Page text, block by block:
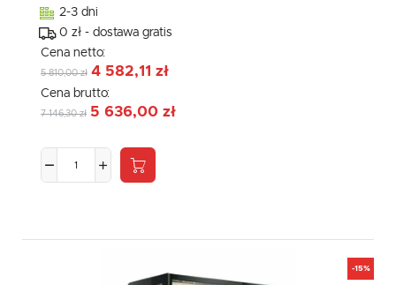
2-3 dni
0 zł - dostawa gratis
Cena netto:
5 810,00 zł 4 582,11 zł
Cena brutto:
7 146,30 zł 5 636,00 zł
-15%